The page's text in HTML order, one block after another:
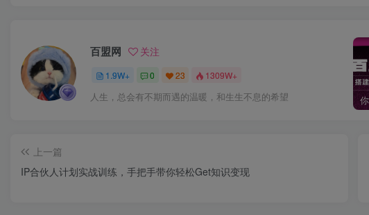
百盟网 关注
1.9W+ 0 23 1309W+
人生，总会有不期而遇的温暖，和生生不息的希望
上一篇
IP合伙人计划实战训练，手把手带你轻松Get知识变现